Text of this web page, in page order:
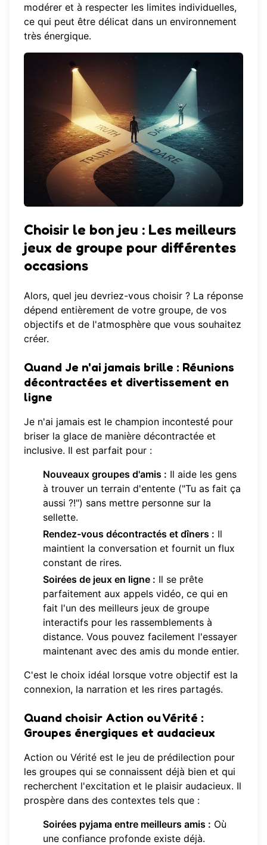
modérer et à respecter les limites individuelles,
ce qui peut être délicat dans un environnement
très énergique.
Choisir le bon jeu : Les meilleurs
jeux de groupe pour différentes
occasions
Alors, quel jeu devriez-vous choisir ? La réponse
dépend entièrement de votre groupe, de vos
objectifs et de l'atmosphère que vous souhaitez
créer.
Quand Je n'ai jamais brille : Réunions
décontractées et divertissement en
ligne
Je n'ai jamais est le champion incontesté pour
briser la glace de manière décontractée et
inclusive. Il est parfait pour :
Nouveaux groupes d'amis : Il aide les gens
à trouver un terrain d'entente ("Tu as fait ça
aussi ?!") sans mettre personne sur la
sellette.
Rendez-vous décontractés et dîners : Il
maintient la conversation et fournit un flux
constant de rires.
Soirées de jeux en ligne : Il se prête
parfaitement aux appels vidéo, ce qui en
fait l'un des meilleurs jeux de groupe
interactifs pour les rassemblements à
distance. Vous pouvez facilement l'essayer
maintenant avec des amis du monde entier.
C'est le choix idéal lorsque votre objectif est la
connexion, la narration et les rires partagés.
Quand choisir Action ou Vérité :
Groupes énergiques et audacieux
Action ou Vérité est le jeu de prédilection pour
les groupes qui se connaissent déjà bien et qui
recherchent l'excitation et le plaisir audacieux. Il
prospère dans des contextes tels que :
Soirées pyjama entre meilleurs amis : Où
une confiance profonde existe déjà.